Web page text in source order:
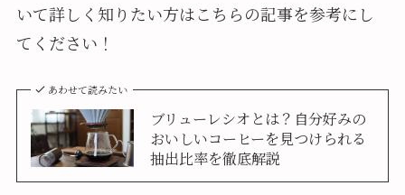
いて詳しく知りたい方はこちらの記事を参考にし
てください！
あわせて読みたい
ブリューレシオとは？自分好みの
おいしいコーヒーを見つけられる
抽出比率を徹底解説